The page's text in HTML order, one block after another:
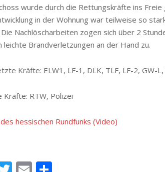
wurde durch die Rettungskräfte ins
in der Wohnung war teilweise so
Nachlöscharbeiten zogen sich über 2
leichte Brandverletzungen an der Hand zu.
Kräfte: ELW1, LF-1, DLK, TLF, LF-2, GW-
Kräfte: RTW, Polizei
hessischen Rundfunks (Video)